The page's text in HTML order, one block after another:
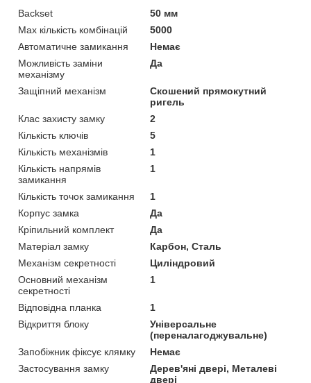
Backset
50 мм
Max кількість комбінацій
5000
Автоматичне замикання
Немає
Можливість заміни
механізму
Да
Защіпний механізм
Скошений прямокутний
ригель
Клас захисту замку
2
Кількість ключів
5
Кількість механізмів
1
Кількість напрямів
замикання
1
Кількість точок замикання
1
Корпус замка
Да
Кріпильний комплект
Да
Матеріал замку
Карбон, Сталь
Механізм секретності
Циліндровий
Основний механізм
секретності
1
Відповідна планка
1
Відкриття блоку
Універсальне
(переналагоджувальне)
Запобіжник фіксує клямку
Немає
Застосування замку
Дерев'яні двері, Металеві
двері